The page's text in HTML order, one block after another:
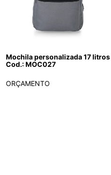
Mochila personalizada 17 litros
Cod.: MOC027
ORÇAMENTO